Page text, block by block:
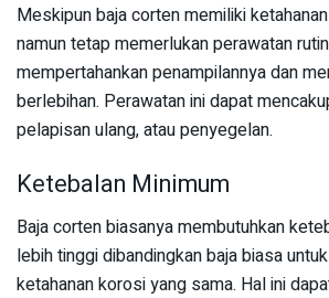
Meskipun baja corten memiliki
namun tetap memerlukan perawatan
mempertahankan penampilannya dan
berlebihan. Perawatan ini dapat
pelapisan ulang, atau penyegelan.
Ketebalan Minimum
Baja corten biasanya membutuhkan
lebih tinggi dibandingkan baja biasa
ketahanan korosi yang sama. Hal ini